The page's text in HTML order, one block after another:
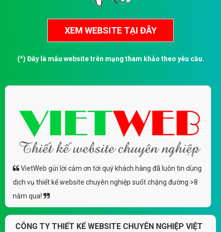
(*) Đây là mẫu website trên mạng tham khảo theo yêu cầu.
VietWeb gửi lời cảm ơn tới quý khách hàng đã luôn tin dùng
dịch vụ thiết kế website chuyên nghiệp suốt chặng đường >8
năm qua!
CÔNG TY THIẾT KẾ WEBSITE CHUYÊN NGHIỆP VIỆT